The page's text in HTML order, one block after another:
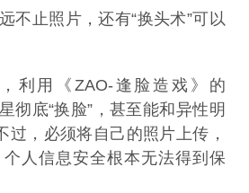
不止照片，还有“换头术”可以
利用《ZAO-逢脸造戏》的
彻底“换脸”，甚至能和异性明
过，必须将自己的照片上传，
人信息安全根本无法得到保